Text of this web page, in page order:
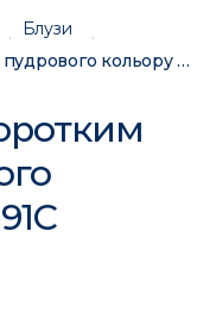
Блузи
Блуза жіноча з коротким рукавом пудрового кольору 6061 176191C